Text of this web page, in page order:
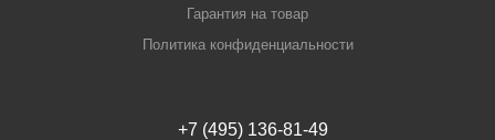
Гарантия на товар
Политика конфиденциальности
+7 (495) 136-81-49